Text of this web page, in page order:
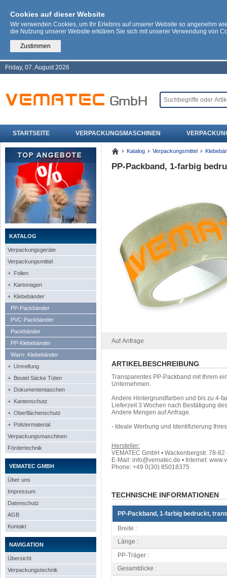
Cookies auf dieser Website
Wir verwenden Cookies, um Ihr Erlebnis auf unserer Website so angenehm
die Nutzung unserer Website erklären Sie sich mit unserer Verwendung von
Zustimmen
Friday, 07. August 2026
STARTSEITE VERPACKUNGSMASCHINEN
KATALOG
Verpackungsgeräte
Verpackungsmittel
+ Folien
+ Kartonagen
+ Klebebänder
PP-Packbänder
PVC-Packbänder
Packbänder
PP-Klebebänder
Warn- Klebebänder
+ Umreifung
+ Beutel Säcke Tüten
+ Dokumententaschen
+ Kantenschutz
+ Oberflächenschutz
+ Polstermaterial
Verpackungsmaschinen
Fördertechnik
VEMATEC GMBH
Über uns
Impressum
Datenschutz
AGB
Kontakt
NAVIGATION
Übersicht
Verpackungstechnik
Katalog Verpackungsmittel
PP-Packband, 1-farbig
Auf Anfrage
ARTIKELBESCHREIBUNG
Transparentes PP-Packband mit Ihrem
Unternehmen.
Andere Hintergrundfarben und bis zu 4-
Lieferzeit 3 Wochen nach Bestätigung
Andere Mengen auf Anfrage.
- Ideale Werbung und Identifizierung
Hersteller:
VEMATEC GmbH • Wackenbergstr. 78-
E-Mail: info@vematec.de • Internet:
Phone: +49 0(30) 85018375
TECHNISCHE INFORMATIONEN
PP-Packband, 1-farbig bedruckt,
Breite :
Länge :
PP-Träger :
Gesamtdicke :